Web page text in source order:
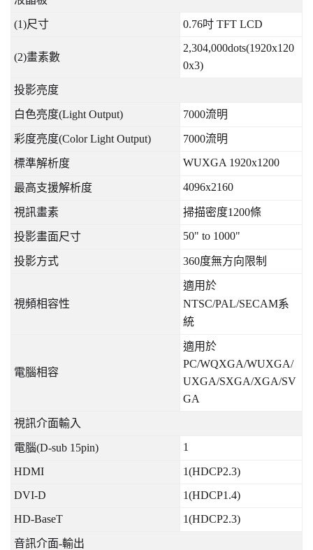
(1)尺寸 0.76吋 TFT LCD
(2)畫素數
2,304,000dots(1920x120
0x3)
投影亮度
白色亮度(Light Output) 7000流明
彩度亮度(Color Light Output) 7000流明
標準解析度 WUXGA 1920x1200
最高支援解析度 4096x2160
視訊畫素 掃描密度1200條
投影畫面尺寸 50" to 1000"
投影方式 360度無方向限制
視頻相容性
適用於
NTSC/PAL/SECAM系
統
電腦相容
適用於
PC/WQXGA/WUXGA/
UXGA/SXGA/XGA/SV
GA
視訊介面輸入
電腦(D-sub 15pin) 1
HDMI
1(HDCP2.3)
DVI-D
1(HDCP1.4)
HD-BaseT
1(HDCP2.3)
音訊介面-輸出